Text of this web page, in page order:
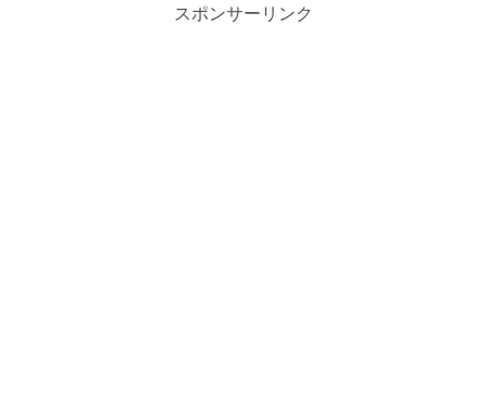
スポンサーリンク